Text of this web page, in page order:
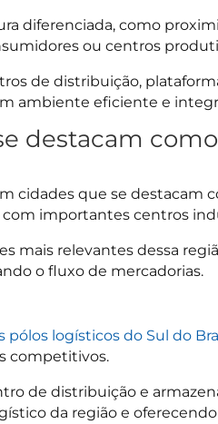
diferenciada, como
ou centros
de distribuição,
ambiente eficiente e
destacam
cidades que se destacam
importantes centros
mais relevantes dessa
o fluxo de mercadorias.
logísticos do Sul do
competitivos.
de distribuição e
da região e